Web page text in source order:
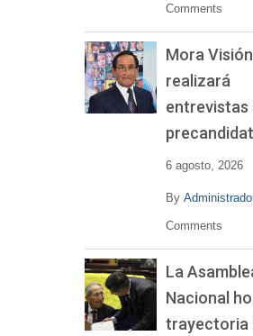
Comments
Mora
realizará
entrevistas
6 agosto, 2026
By
Comments
La
Nacional
trayectoria